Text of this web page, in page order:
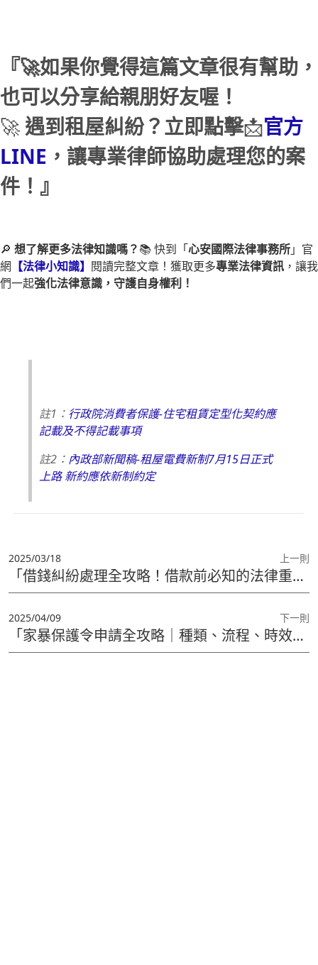
『🚀如果你覺得這篇文章很有幫助，
也可以分享給親朋好友喔！
🚀 遇到租屋糾紛？立即點擊📩官方
LINE ，讓專業律師協助處理您的案
件！』
🔎 想了解更多法律知識嗎？📚 快到「心安國際法律事務所」官
網 【法律小知識】 閱讀完整文章！獲取更多專業法律資訊 ，讓我
們一起強化法律意識，守護自身權利！
註1： 行政院消費者保護-住宅租賃定型化契約應
記載及不得記載事項
註2： 內政部新聞稿-租屋電費新制7月15日正式
上路 新約應依新制約定
2025/03/18 上一則
「借錢糾紛處理全攻略！借款前必知的法律重點，保護你的權益」
2025/04/09 下一則
「家暴保護令申請全攻略｜種類、流程、時效與違法處罰一次搞懂」